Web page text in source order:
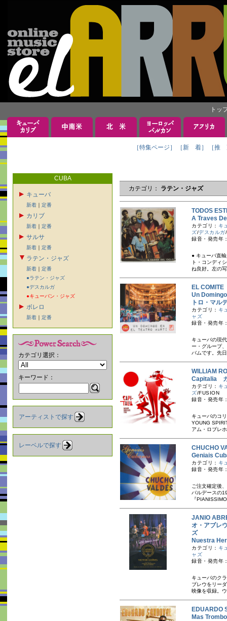
トッ
［特集ページ］ ［新 着］ ［推
CUBA
キューバ
新着 ｜ 定番
カリブ
新着 ｜ 定番
サルサ
新着 ｜ 定番
ラテン・ジャズ
新着 ｜ 定番
●ラテン・ジャズ
●デスカルガ
●キューバン・ジャズ
ボレロ
新着 ｜ 定番
カテゴリ選択：
キーワード：
アーティストで探す
レーベルで探す
カテゴリ： ラテン・ジャズ
TODOS
A Traves
カテゴリ： キ
ズ/デスカルガ/
録音・発売
● キューバ直
ト・コンディ
ね良好。左の
EL
Un
トロ・マル
カテゴリ： キ
ャズ
録音・発売年
キューバの現
ー・グループ
バムです。先
WILLIAM
Capitalia
カテゴリ： キ
ズ/FUSION
録音・発売年
キューバのコ
YOUNG
アム・ロブレ
CHUCHO
Geniais
カテゴリ： キ
録音・発売年
ご注文確定後
バルデースの
『
JANIO
オ・アブレ
ズ
Nuestra
カテゴリ： キ
ャズ
録音・発売年
キューバのク
ブレウをリー
映像を収録。
EDUARDO
Mas